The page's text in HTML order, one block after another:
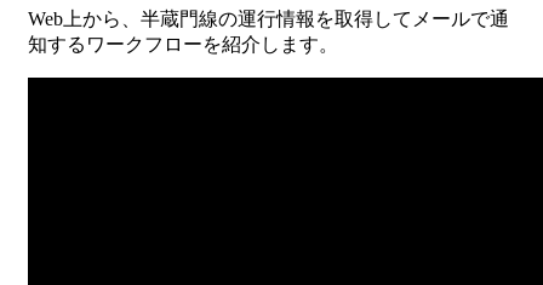
Web上から、半蔵門線の運行情報を取得してメールで通
知するワークフローを紹介します。